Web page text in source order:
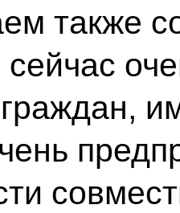
также